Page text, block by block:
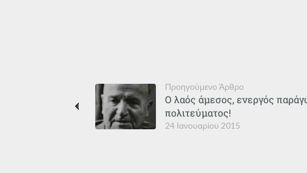
Προηγούμενο Άρθρο
24 Ιανουαρίου 2015
Ο λαός άμεσος, ενεργός
πολιτεύματος!